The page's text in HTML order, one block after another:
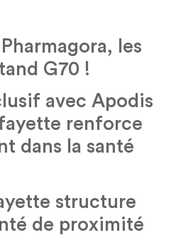
les
G70 !
avec Apodis
renforce
dans la santé
structure
de proximité